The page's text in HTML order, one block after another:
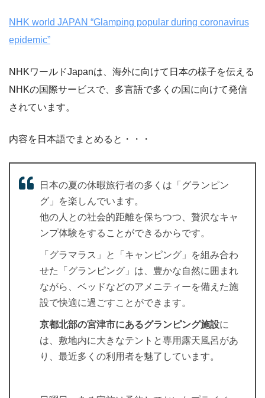
NHK world JAPAN “Glamping popular during coronavirus
epidemic”
NHKワールドJapanは、海外に向けて日本の様子を伝える
NHKの国際サービスで、多言語で多くの国に向けて発信
されています。
内容を日本語でまとめると・・・
日本の夏の休暇旅行者の多くは「グランピン
グ」を楽しんでいます。
他の人との社会的距離を保ちつつ、贅沢なキャ
ンプ体験をすることができるからです。
「グラマラス」と「キャンピング」を組み合わ
せた「グランピング」は、豊かな自然に囲まれ
ながら、ベッドなどのアメニティーを備えた施
設で快適に過ごすことができます。
京都北部の宮津市にあるグランピング施設に
は、敷地内に大きなテントと専用露天風呂があ
り、最近多くの利用者を魅了しています。